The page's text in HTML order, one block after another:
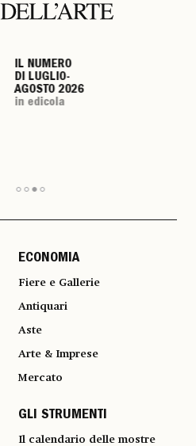
IL NUMERO
DI LUGLIO-
AGOSTO 2026
in edicola
IL NUMERO
DI LUGLIO-
AGOSTO 2026
in edicola
IL NUMERO
DI LUGLIO-
AGOSTO 2026
in edicola
IL NUMERO
DI LUGLIO-
AGOSTO 2026
in edicola
ECONOMIA
Fiere e Gallerie
Antiquari
Aste
Arte & Imprese
Mercato
GLI STRUMENTI
Il calendario delle mostre